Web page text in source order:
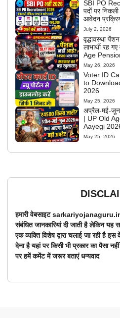
SBI PO
पदों पर
आवेदन
July 2, 2026
वृद्धावस्था
लाभार्थी रह
Age
May 26, 2026
Voter ID
to
2026
May 25, 2026
अप्रैल-मई-जून
| UP Old
Aayegi
May 25, 2026
हमारी वेबसाइट
संबंधित जानकारियां दी जाती है लेकिन यह
एक व्यक्ति विशेष द्वारा चलाई जा रही है इस
देना है यहां पर किसी भी प्रकार का पैसा
पर हमें कमेंट में जरूर बताएं धन्यवाद